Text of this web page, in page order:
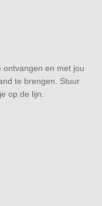
ontvangen en met jou
te brengen. Stuur
op de lijn.